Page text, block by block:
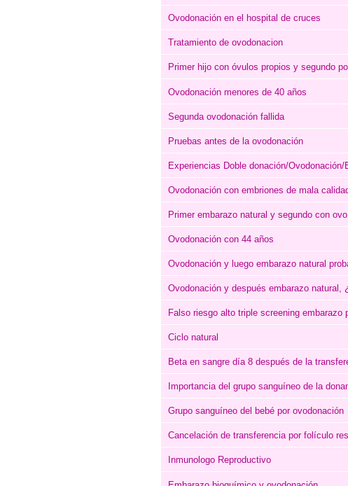
Ovodonación en el hospital de cruces
Tratamiento de ovodonacion
Primer hijo con óvulos propios y segundo
Ovodonación menores de 40 años
Segunda ovodonación fallida
Pruebas antes de la ovodonación
Experiencias Doble donación/
Ovodonación con embriones de mala
Primer embarazo natural y segundo con ovo
Ovodonación con 44 años
Ovodonación y luego embarazo natural
Ovodonación y después embarazo natural,
Falso riesgo alto triple screening embarazo
Ciclo natural
Beta en sangre día 8 después de la
Importancia del grupo sanguíneo de la
Grupo sanguíneo del bebé por ovodonación
Cancelación de transferencia por folículo
Inmunologo Reproductivo